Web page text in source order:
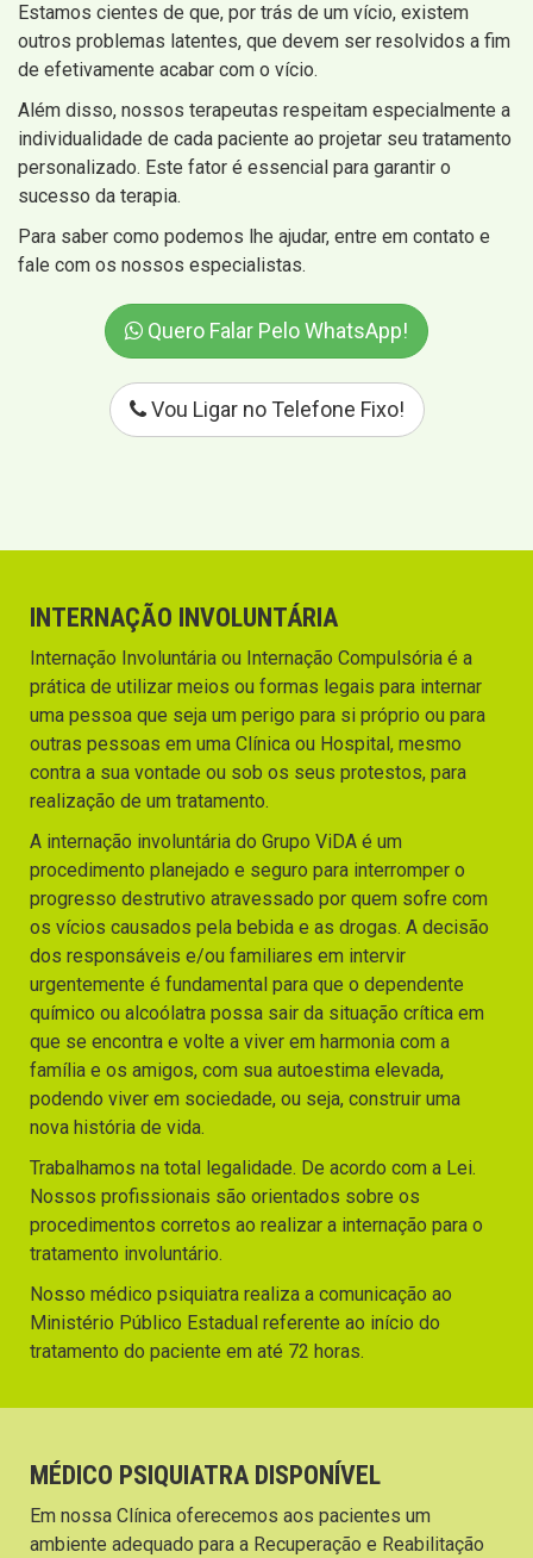
Estamos cientes de que, por trás de um vício, existem
outros problemas latentes, que devem ser resolvidos a fim
de efetivamente acabar com o vício.
Além disso, nossos terapeutas respeitam especialmente a
individualidade de cada paciente ao projetar seu tratamento
personalizado. Este fator é essencial para garantir o
sucesso da terapia.
Para saber como podemos lhe ajudar, entre em contato e
fale com os nossos especialistas.
Quero Falar Pelo WhatsApp!
Vou Ligar no Telefone Fixo!
INTERNAÇÃO INVOLUNTÁRIA
Internação Involuntária ou Internação Compulsória é a
prática de utilizar meios ou formas legais para internar
uma pessoa que seja um perigo para si próprio ou para
outras pessoas em uma Clínica ou Hospital, mesmo
contra a sua vontade ou sob os seus protestos, para
realização de um tratamento.
A internação involuntária do Grupo ViDA é um
procedimento planejado e seguro para interromper o
progresso destrutivo atravessado por quem sofre com
os vícios causados pela bebida e as drogas. A decisão
dos responsáveis e/ou familiares em intervir
urgentemente é fundamental para que o dependente
químico ou alcoólatra possa sair da situação crítica em
que se encontra e volte a viver em harmonia com a
família e os amigos, com sua autoestima elevada,
podendo viver em sociedade, ou seja, construir uma
nova história de vida.
Trabalhamos na total legalidade. De acordo com a Lei.
Nossos profissionais são orientados sobre os
procedimentos corretos ao realizar a internação para o
tratamento involuntário.
Nosso médico psiquiatra realiza a comunicação ao
Ministério Público Estadual referente ao início do
tratamento do paciente em até 72 horas.
MÉDICO PSIQUIATRA DISPONÍVEL
Em nossa Clínica oferecemos aos pacientes um
ambiente adequado para a Recuperação e Reabilitação